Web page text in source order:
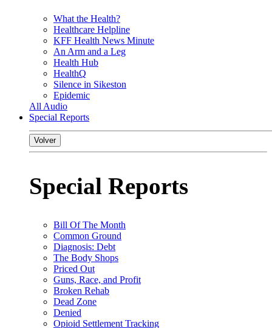
What the Health?
Healthcare Helpline
KFF Health News Minute
An Arm and a Leg
Health Hub
HealthQ
Silence in Sikeston
Epidemic
All Audio
Special Reports
Volver
Special Reports
Bill Of The Month
Common Ground
Diagnosis: Debt
The Body Shops
Priced Out
Guns, Race, and Profit
Broken Rehab
Dead Zone
Denied
Opioid Settlement Tracking